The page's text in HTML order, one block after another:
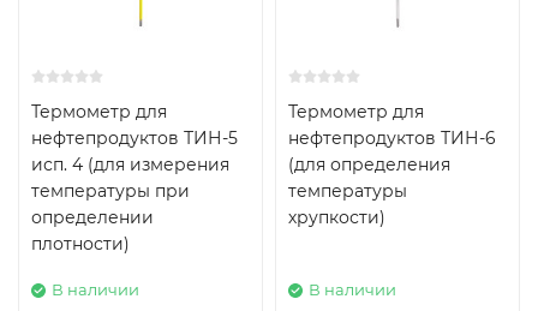
Термометр для
нефтепродуктов ТИН-5
исп. 4 (для измерения
температуры при
определении
плотности)
В наличии
Термометр для
нефтепродуктов ТИН-6
(для определения
температуры
хрупкости)
В наличии